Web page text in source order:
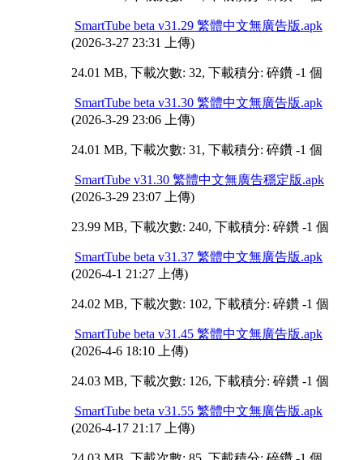
SmartTube beta v31.29 繁體中文無廣告版.apk
(2026-3-27 23:31 上傳)
24.01 MB, 下載次數: 32, 下載積分: 碎鑽 -1 個
SmartTube beta v31.30 繁體中文無廣告版.apk
(2026-3-29 23:06 上傳)
24.01 MB, 下載次數: 31, 下載積分: 碎鑽 -1 個
SmartTube v31.30 繁體中文無廣告穩定版.apk
(2026-3-29 23:07 上傳)
23.99 MB, 下載次數: 240, 下載積分: 碎鑽 -1 個
SmartTube beta v31.37 繁體中文無廣告版.apk
(2026-4-1 21:27 上傳)
24.02 MB, 下載次數: 102, 下載積分: 碎鑽 -1 個
SmartTube beta v31.45 繁體中文無廣告版.apk
(2026-4-6 18:10 上傳)
24.03 MB, 下載次數: 126, 下載積分: 碎鑽 -1 個
SmartTube beta v31.55 繁體中文無廣告版.apk
(2026-4-17 21:17 上傳)